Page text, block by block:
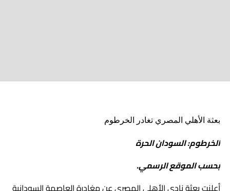
بعثة الأهلي المصري تغادر الخرطوم
الخرطوم: السودان الحرة
بحسب الموقع الرسمي.
أعلنت بعثة نادي الأهلي المصري عن مغادرة العاصمة السودانية